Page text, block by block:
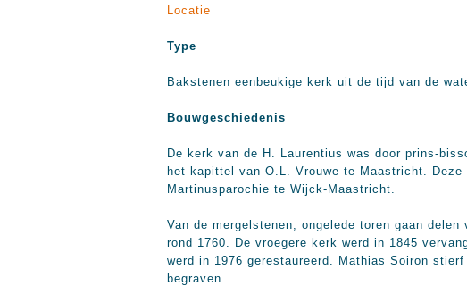
Locatie
Type
Bakstenen eenbeukige kerk uit de tijd van de
Bouwgeschiedenis
De kerk van de H. Laurentius was door prins-
het kapittel van O.L. Vrouwe te Maastricht.
Martinusparochie te Wijck-Maastricht.
Van de mergelstenen, ongelede toren gaan
rond 1760. De vroegere kerk werd in 1845
werd in 1976 gerestaureerd. Mathias Soiron
begraven.